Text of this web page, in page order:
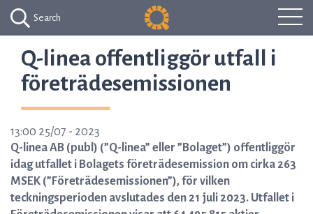
Search
Q-linea offentliggör utfall i
företrädesemissionen
13:00 25/07 - 2023
Q-linea AB (publ) (”Q-linea” eller ”Bolaget”) offentliggör
idag utfallet i Bolagets företrädesemission om cirka 263
MSEK (”Företrädesemissionen”), för vilken
teckningsperioden avslutades den 21 juli 2023. Utfallet i